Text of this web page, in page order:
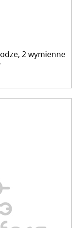
2 wymienne